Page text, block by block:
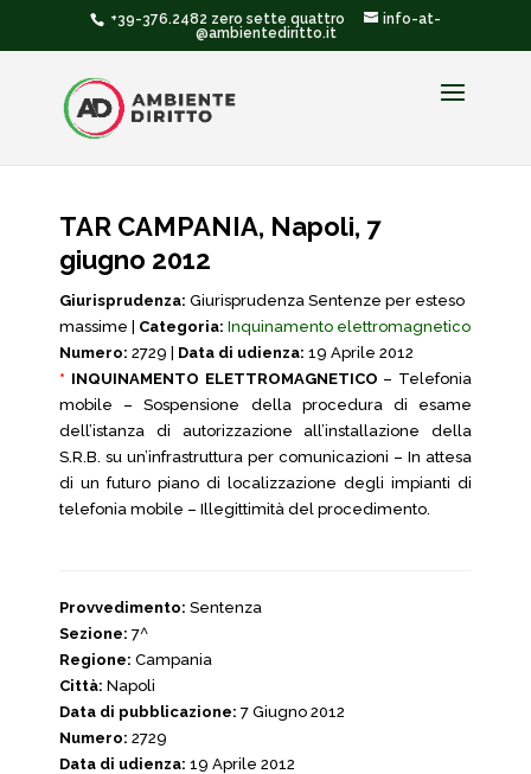
+39-376.2482 zero sette quattro
info-at-
@ambientediritto.it
TAR CAMPANIA, Napoli, 7
giugno 2012
Giurisprudenza: Giurisprudenza Sentenze per esteso
massime | Categoria: Inquinamento elettromagnetico
Numero: 2729 | Data di udienza: 19 Aprile 2012
* INQUINAMENTO ELETTROMAGNETICO – Telefonia
mobile – Sospensione della procedura di esame
dell’istanza di autorizzazione all’installazione della
S.R.B. su un’infrastruttura per comunicazioni – In attesa
di un futuro piano di localizzazione degli impianti di
telefonia mobile – Illegittimità del procedimento.
Provvedimento: Sentenza
Sezione: 7^
Regione: Campania
Città: Napoli
Data di pubblicazione: 7 Giugno 2012
Numero: 2729
Data di udienza: 19 Aprile 2012